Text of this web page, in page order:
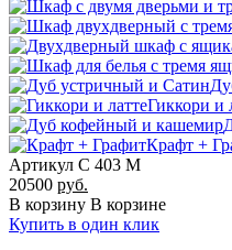
Гиккори и
Крафт +
Артикул С 403 М
20500 руб.
В корзину В корзине
Купить в один клик